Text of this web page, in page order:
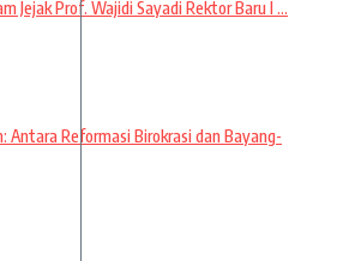
Jejak Prof. Wajidi Sayadi Rektor Baru I ...
Antara Reformasi Birokrasi dan Bayang-